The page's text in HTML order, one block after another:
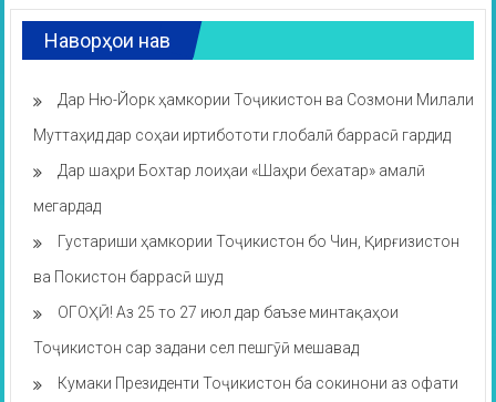
Наворҳои нав
Дар Ню-Йорк ҳамкории Тоҷикистон ва Созмони Милали
Муттаҳид дар соҳаи иртибототи глобалӣ баррасӣ гардид
Дар шаҳри Бохтар лоиҳаи «Шаҳри бехатар» амалӣ
мегардад
Густариши ҳамкории Тоҷикистон бо Чин, Қирғизистон
ва Покистон баррасӣ шуд
ОГОҲӢ! Аз 25 то 27 июл дар баъзе минтақаҳои
Тоҷикистон сар задани сел пешгӯӣ мешавад
Кумаки Президенти Тоҷикистон ба сокинони аз офати